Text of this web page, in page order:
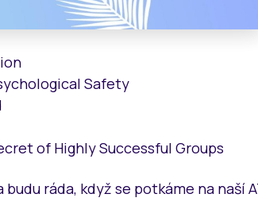
Safety
of Highly Successful Groups
ráda, když se potkáme na naší